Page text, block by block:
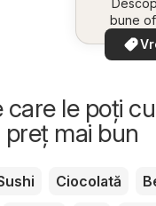
bune
care le poți
mai bun
Ciocolată